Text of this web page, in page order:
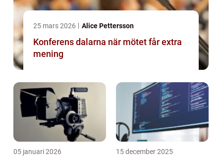
25 mars 2026 Alice Pettersson
Konferens dalarna när mötet får extra
mening
05 januari 2026 15 december 2025